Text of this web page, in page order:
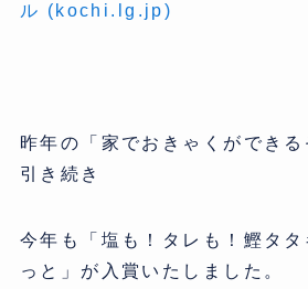
ル (kochi.lg.jp)
昨年の「家でおきゃくができ
引き続き
今年も「塩も！タレも！鰹タ
っと」が入賞いたしました。